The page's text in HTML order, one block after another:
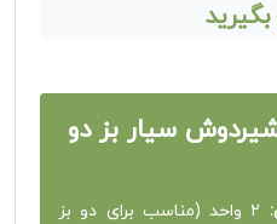
سیار بز دو
۲ واحد (مناسب برای دو بز